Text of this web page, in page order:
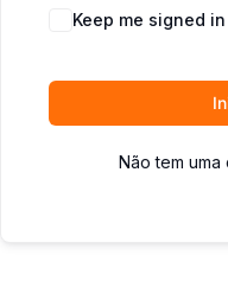
Keep me signed in
Não tem uma